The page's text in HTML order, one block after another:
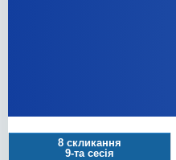
8 скликання
9-та сесія